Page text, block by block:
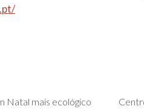
Natal mais ecológico